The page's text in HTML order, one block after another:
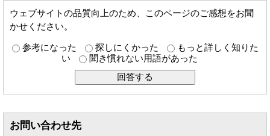
ウェブサイトの品質向上のため、このページのご感想をお聞
かせください。
参考になった 探しにくかった
もっと詳しく知りた
い
聞き慣れない用語があった
お問い合わせ先